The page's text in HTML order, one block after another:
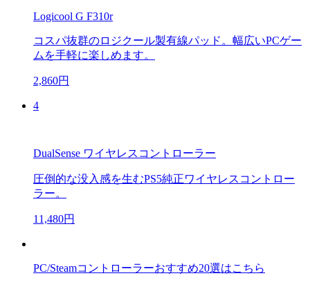
Logicool G F310r
コスパ抜群のロジクール製有線パッド。幅広いPCゲー
ムを手軽に楽しめます。
2,860円
4
DualSense ワイヤレスコントローラー
圧倒的な没入感を生むPS5純正ワイヤレスコントロー
ラー。
11,480円
PC/Steamコントローラーおすすめ20選はこちら